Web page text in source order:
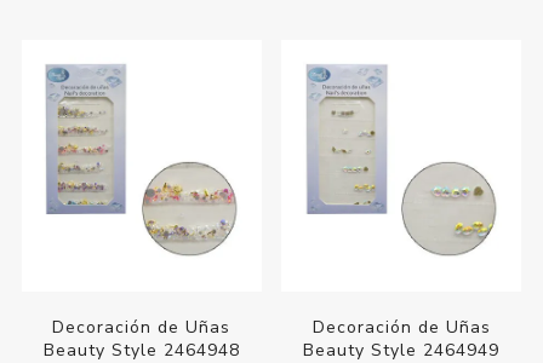
Decoración de Uñas
Beauty Style 2464948
Decoración de Uñas
Beauty Style 2464949